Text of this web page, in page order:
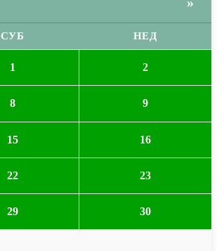
СУБ НЕД
1 2
8 9
15 16
22 23
29 30